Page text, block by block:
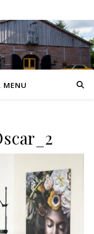
MENU